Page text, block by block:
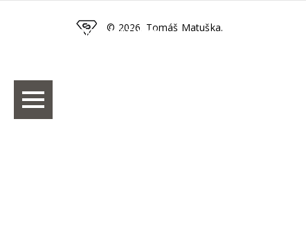
TOMÁŠ MATUŠKA
© 2026. Tomáš Matuška.